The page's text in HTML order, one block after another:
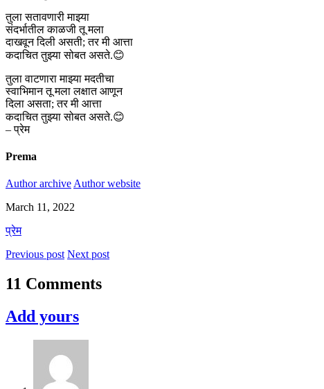
तुला सतावणारी माझ्या
संदर्भातील काळजी तू मला
दाखवून दिली असती; तर मी आत्ता
कदाचित तुझ्या सोबत असते.😊
तुला वाटणारा माझ्या मदतीचा
स्वाभिमान तू मला लक्षात आणून
दिला असता; तर मी आत्ता
कदाचित तुझ्या सोबत असते.😊
– प्रेम
Prema
Author archiveAuthor website
March 11, 2022
प्रेम
Previous post Next post
11 Comments
Add yours